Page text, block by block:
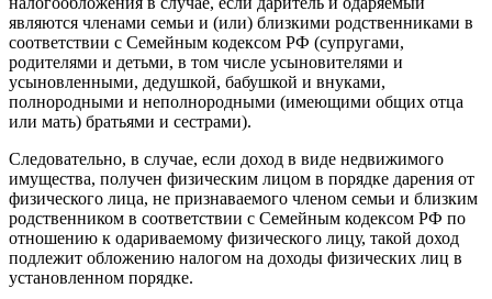
являются членами семьи и (или) близкими родственниками в
соответствии с Семейным кодексом РФ (супругами,
родителями и детьми, в том числе усыновителями и
усыновленными, дедушкой, бабушкой и внуками,
полнородными и неполнородными (имеющими общих отца
или мать) братьями и сестрами).
Следовательно, в случае, если доход в виде недвижимого
имущества, получен физическим лицом в порядке дарения от
физического лица, не признаваемого членом семьи и близким
родственником в соответствии с Семейным кодексом РФ по
отношению к одариваемому физического лицу, такой доход
подлежит обложению налогом на доходы физических лиц в
установленном порядке.